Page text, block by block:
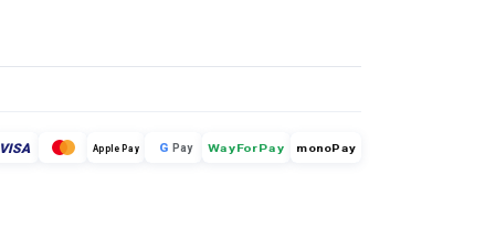
VISA Apple Pay G Pay WayForPay monoPay